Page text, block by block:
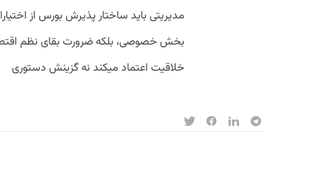
مدیریتی باید ساختار پذیرش بورس از
بخش خصوصی، بلکه ضرورت بقای نظم
خلاقیت اعتماد میکند نه گزینش دستوری